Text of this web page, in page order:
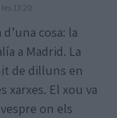
13:20
cosa: la
a Madrid. La
de dilluns en
xarxes. El xou va
on els